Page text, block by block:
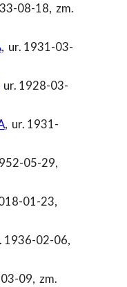
08-18, zm.
, ur. 1931-03-
ur. 1928-03-
, ur. 1931-
05-29,
01-23,
1936-02-06,
09, zm.